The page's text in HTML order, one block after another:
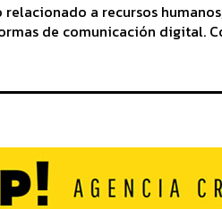
relacionado a recursos
de comunicación digital.